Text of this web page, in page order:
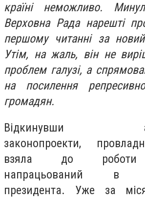
країні неможливо.
Верховна Рада нарешті
першому читанні за
Утім, на жаль, він не
проблем галузі, а
на посилення
громадян.
Відкинувши
законопроекти,
взяла до роботи
напрацьований в
президента. Уже за